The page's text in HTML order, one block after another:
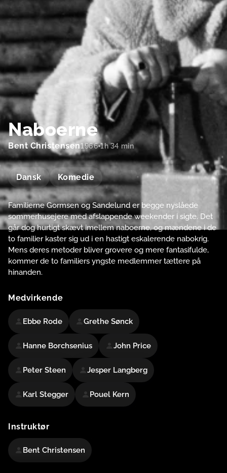
Naboerne
Bent Christensen1966 1h 34 min
Dansk Komedie
Familierne Gormsen og Sandelund er begge nyslåede
sommerhusejere med afslappende weekender i sigte. Det
går dog hurtigt skævt imellem naboerne, og mændene i de
to familier kaster sig ud i en hastigt eskalerende nabokrig.
Mens deres metoder bliver grovere og mere fantasifulde,
kommer de to familiers yngste medlemmer tættere på
hinanden.
Medvirkende
Ebbe Rode Grethe Sønck
Hanne Borchsenius John Price
Peter Steen Jesper Langberg
Karl Stegger Pouel Kern
Instruktør
Bent Christensen